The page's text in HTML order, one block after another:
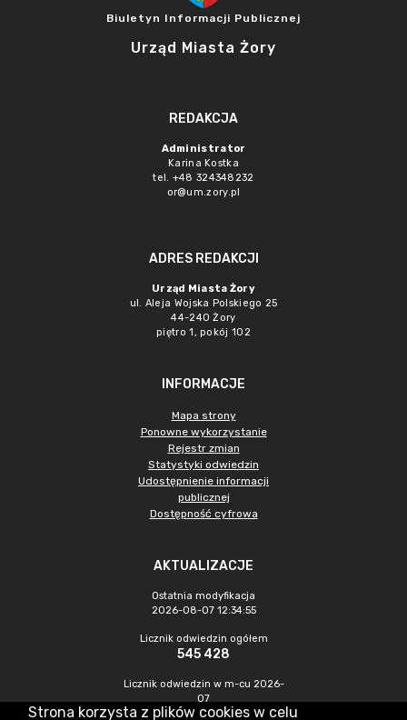
Biuletyn Informacji Publicznej
Urząd Miasta Żory
REDAKCJA
Administrator
Karina Kostka
tel. +48 324348232
or@um.zory.pl
ADRES REDAKCJI
Urząd Miasta Żory
ul. Aleja Wojska Polskiego 25
44-240 Żory
piętro 1, pokój 102
INFORMACJE
Mapa strony
Ponowne wykorzystanie
Rejestr zmian
Statystyki odwiedzin
Udostępnienie informacji
publicznej
Dostępność cyfrowa
AKTUALIZACJE
Ostatnia modyfikacja
2026-08-07 12:34:55
Licznik odwiedzin ogółem
545 428
Licznik odwiedzin w m-cu 2026-
07
1 444
Strona korzysta z plików cookies w celu